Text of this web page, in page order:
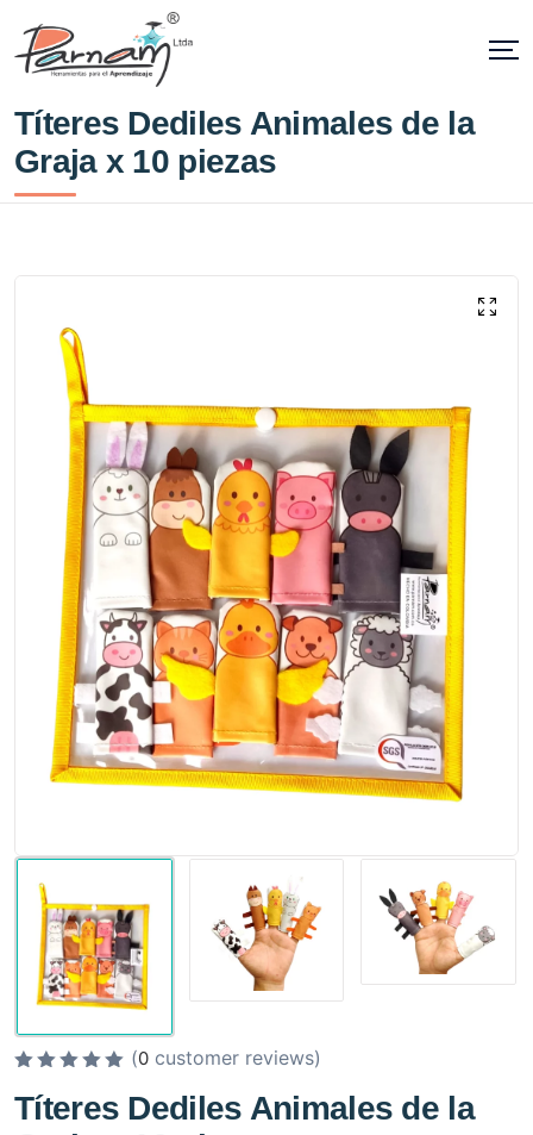
Títeres Dediles Animales de la
Graja x 10 piezas
a
(0 customer reviews)
Títeres Dediles Animales de la